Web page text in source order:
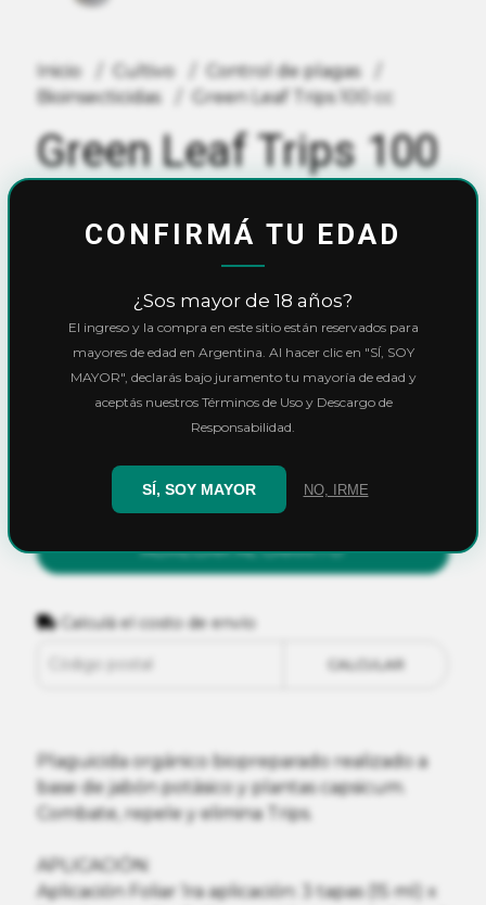
Inicio Cultivo
Control de plagas
Bioinsecticidas
Green Leaf Trips 100 cc
Green Leaf Trips 100
10% OFF Transferencia
Ver cuotas y descuentos
AGREGAR AL CARRITO
Calculá el costo de envío
CALCULAR
Plaguicida orgánico biopreparado realizado a
base de jabón potásico y plantas capsicum.
Combate, repele y elimina Trips.
APLICACIÓN:
Aplicación Foliar 1ra aplicación: 3 tapas (15 ml) x
CONFIRMÁ TU EDAD
¿Sos mayor de 18 años?
El ingreso y la compra en este sitio están reservados para
mayores de edad en Argentina. Al hacer clic en "SÍ, SOY
MAYOR", declarás bajo juramento tu mayoría de edad y
aceptás nuestros Términos de Uso y Descargo de
Responsabilidad.
SÍ, SOY MAYOR NO, IRME